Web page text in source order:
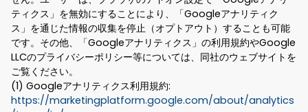
ティクス」を無効にすることにより、「Googleアナリティク
ス」を通じた情報の収集を停止（オプトアウト）することも可能
です。その他、「Googleアナリティクス」の利用規約やGoogle
LLCのプライバシーポリシー等については、同社のウェブサイトを
ご覧ください。
(1) Googleアナリティクス利用規約:
https://marketingplatform.google.com/about/analytics